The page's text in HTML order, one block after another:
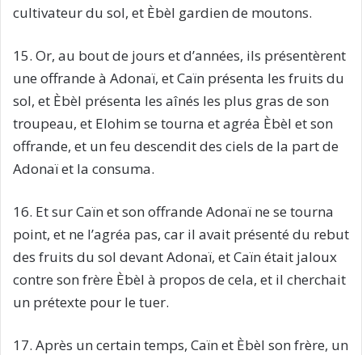
cultivateur du sol, et Èbèl gardien de moutons.
15. Or, au bout de jours et d’années, ils présentèrent
une offrande à Adonaï, et Caïn présenta les fruits du
sol, et Èbèl présenta les aînés les plus gras de son
troupeau, et Elohim se tourna et agréa Èbèl et son
offrande, et un feu descendit des ciels de la part de
Adonaï et la consuma.
16. Et sur Caïn et son offrande Adonaï ne se tourna
point, et ne l’agréa pas, car il avait présenté du rebut
des fruits du sol devant Adonaï, et Caïn était jaloux
contre son frère Èbèl à propos de cela, et il cherchait
un prétexte pour le tuer.
17. Après un certain temps, Caïn et Èbèl son frère, un